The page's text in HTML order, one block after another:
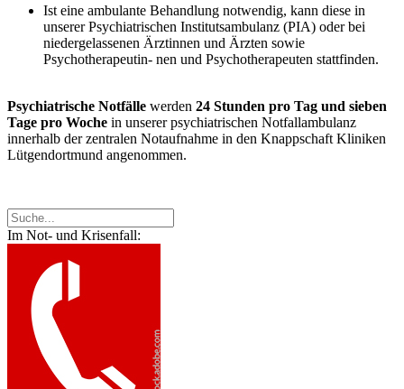
Ist eine ambulante Behandlung notwendig, kann diese in
unserer Psychiatrischen Institutsambulanz (PIA) oder bei
niedergelassenen Ärztinnen und Ärzten sowie
Psychotherapeutin- nen und Psychotherapeuten stattfinden.
Psychiatrische Notfälle werden 24 Stunden pro Tag und sieben
Tage pro Woche in unserer psychiatrischen Notfallambulanz
innerhalb der zentralen Notaufnahme in den Knappschaft Kliniken
Lütgendortmund angenommen.
Im Not- und Krisenfall: